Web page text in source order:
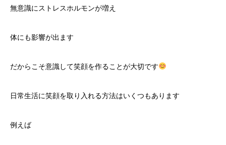
無意識にストレスホルモンが増え
体にも影響が出ます
だからこそ意識して笑顔を作ることが大切です
日常生活に笑顔を取り入れる方法はいくつもあります
例えば